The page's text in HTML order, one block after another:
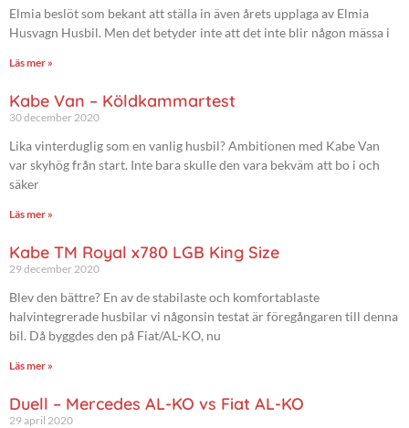
Elmia beslöt som bekant att ställa in även årets upplaga av Elmia
Husvagn Husbil. Men det betyder inte att det inte blir någon mässa i
Läs mer »
Kabe Van – Köldkammartest
30 december 2020
Lika vinterduglig som en vanlig husbil? Ambitionen med Kabe Van
var skyhög från start. Inte bara skulle den vara bekväm att bo i och
säker
Läs mer »
Kabe TM Royal x780 LGB King Size
29 december 2020
Blev den bättre? En av de stabilaste och komfortablaste
halvintegrerade husbilar vi någonsin testat är föregångaren till denna
bil. Då byggdes den på Fiat/AL-KO, nu
Läs mer »
Duell – Mercedes AL-KO vs Fiat AL-KO
29 april 2020